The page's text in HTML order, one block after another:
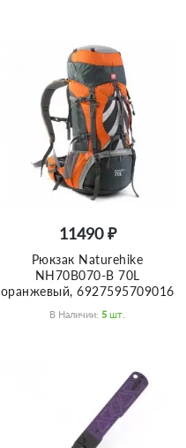
11490 ₽
Рюкзак Naturehike
NH70B070-B 70L
оранжевый, 6927595709016
В Наличии: 5 Шт.